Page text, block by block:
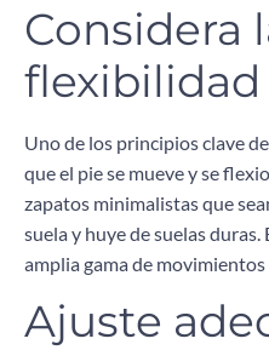
Considera
flexibilidad
Uno de los principios clave
que el pie se mueve y se
zapatos minimalistas que
suela y huye de suelas
amplia gama de
Ajuste